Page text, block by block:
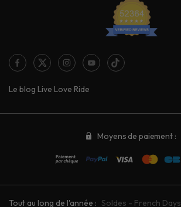
Le blog Live Love Ride
Moyens de paiement :
Tout au long de l'année : Soldes - French Days